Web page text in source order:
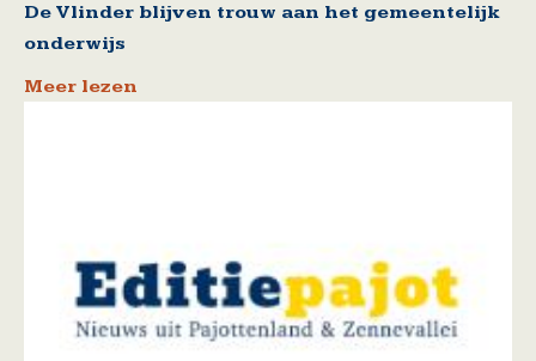
De Vlinder blijven trouw aan het gemeentelijk
onderwijs
Meer lezen